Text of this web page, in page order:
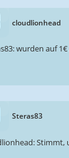
cloudlionhead
wurden auf
Steras83
Stimmt,